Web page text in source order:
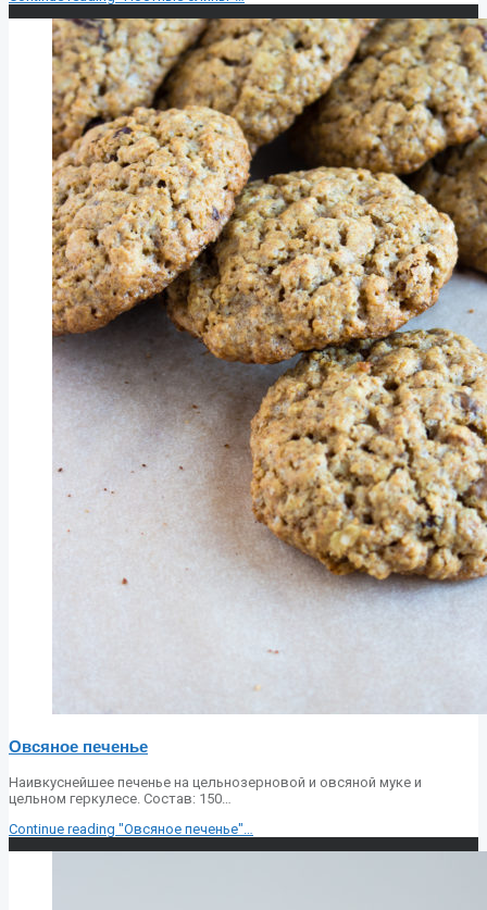
Овсяное печенье
Наивкуснейшее печенье на цельнозерновой и овсяной муке и
цельном геркулесе. Состав: 150…
Continue reading "Овсяное печенье"…